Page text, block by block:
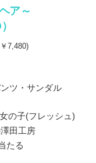
ア～
7,480)
ツ・サンダル
の子(フレッシュ)
田工房
たる